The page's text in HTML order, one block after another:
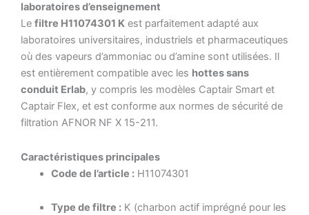
laboratoires d’enseignement
Le filtre H11074301 K est parfaitement adapté aux
laboratoires universitaires, industriels et pharmaceutiques
où des vapeurs d’ammoniac ou d’amine sont utilisées. Il
est entièrement compatible avec les hottes sans
conduit Erlab, y compris les modèles Captair Smart et
Captair Flex, et est conforme aux normes de sécurité de
filtration AFNOR NF X 15-211.
Caractéristiques principales
Code de l’article :H11074301
Type de filtre :K (charbon actif imprégné pour les